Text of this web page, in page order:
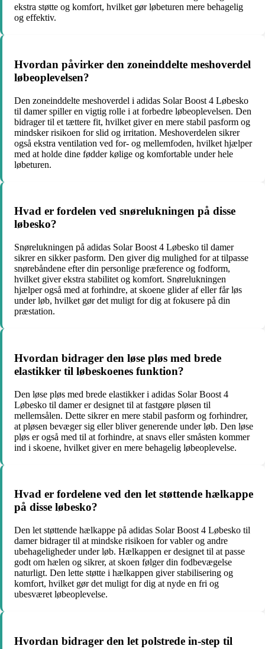
ekstra støtte og komfort, hvilket gør løbeturen mere behagelig
og effektiv.
Hvordan påvirker den zoneinddelte meshoverdel
løbeoplevelsen?
Den zoneinddelte meshoverdel i adidas Solar Boost 4 Løbesko
til damer spiller en vigtig rolle i at forbedre løbeoplevelsen. Den
bidrager til et tættere fit, hvilket giver en mere stabil pasform og
mindsker risikoen for slid og irritation. Meshoverdelen sikrer
også ekstra ventilation ved for- og mellemfoden, hvilket hjælper
med at holde dine fødder kølige og komfortable under hele
løbeturen.
Hvad er fordelen ved snørelukningen på disse
løbesko?
Snørelukningen på adidas Solar Boost 4 Løbesko til damer
sikrer en sikker pasform. Den giver dig mulighed for at tilpasse
snørebåndene efter din personlige præference og fodform,
hvilket giver ekstra stabilitet og komfort. Snørelukningen
hjælper også med at forhindre, at skoene glider af eller får løs
under løb, hvilket gør det muligt for dig at fokusere på din
præstation.
Hvordan bidrager den løse pløs med brede
elastikker til løbeskoenes funktion?
Den løse pløs med brede elastikker i adidas Solar Boost 4
Løbesko til damer er designet til at fastgøre pløsen til
mellemsålen. Dette sikrer en mere stabil pasform og forhindrer,
at pløsen bevæger sig eller bliver generende under løb. Den løse
pløs er også med til at forhindre, at snavs eller småsten kommer
ind i skoene, hvilket giver en mere behagelig løbeoplevelse.
Hvad er fordelene ved den let støttende hælkappe
på disse løbesko?
Den let støttende hælkappe på adidas Solar Boost 4 Løbesko til
damer bidrager til at mindske risikoen for vabler og andre
ubehageligheder under løb. Hælkappen er designet til at passe
godt om hælen og sikrer, at skoen følger din fodbevægelse
naturligt. Den lette støtte i hælkappen giver stabilisering og
komfort, hvilket gør det muligt for dig at nyde en fri og
ubesværet løbeoplevelse.
Hvordan bidrager den let polstrede in-step til